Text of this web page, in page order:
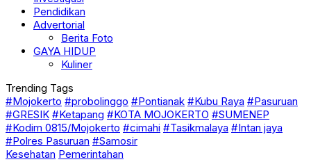
Pendidikan
Advertorial
Berita Foto
GAYA HIDUP
Kuliner
Trending Tags
#Mojokerto #probolinggo #Pontianak #Kubu Raya #Pasuruan
#GRESIK #Ketapang #KOTA MOJOKERTO #SUMENEP
#Kodim 0815/Mojokerto #cimahi #Tasikmalaya #Intan jaya
#Polres Pasuruan #Samosir
Kesehatan Pemerintahan